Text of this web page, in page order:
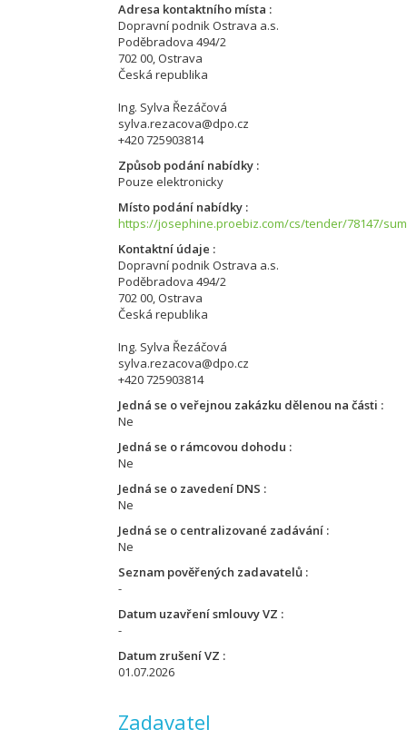
Adresa kontaktního místa
Dopravní podnik Ostrava a.s.
Poděbradova 494/2
702 00, Ostrava
Česká republika
Ing. Sylva Řezáčová
sylva.rezacova@dpo.cz
+420 725903814
Způsob podání nabídky
Pouze elektronicky
Místo podání nabídky
https://josephine.proebiz.com/cs/tender/78147/
Kontaktní údaje
Dopravní podnik Ostrava a.s.
Poděbradova 494/2
702 00, Ostrava
Česká republika
Ing. Sylva Řezáčová
sylva.rezacova@dpo.cz
+420 725903814
Jedná se o veřejnou zakázku dělenou na části
Ne
Jedná se o rámcovou dohodu
Ne
Jedná se o zavedení DNS
Ne
Jedná se o centralizované zadávání
Ne
Seznam pověřených zadavatelů
-
Datum uzavření smlouvy VZ
-
Datum zrušení VZ
01.07.2026
Zadavatel